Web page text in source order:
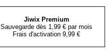
Jiwix Premium
Sauvegarde dès 1,99 € par mois
Frais d'activation 9,99 €